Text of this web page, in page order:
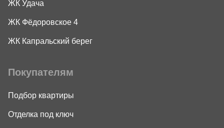
ЖК Удача
ЖК Фёдоровское 4
ЖК Капральский берег
Покупателям
Подбор квартиры
Отделка под ключ